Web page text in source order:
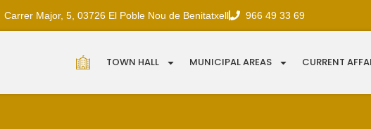
Carrer Major, 5, 03726 El Poble Nou de Benitatxell 966 49 33 69
TOWN HALL MUNICIPAL AREAS CURRENT